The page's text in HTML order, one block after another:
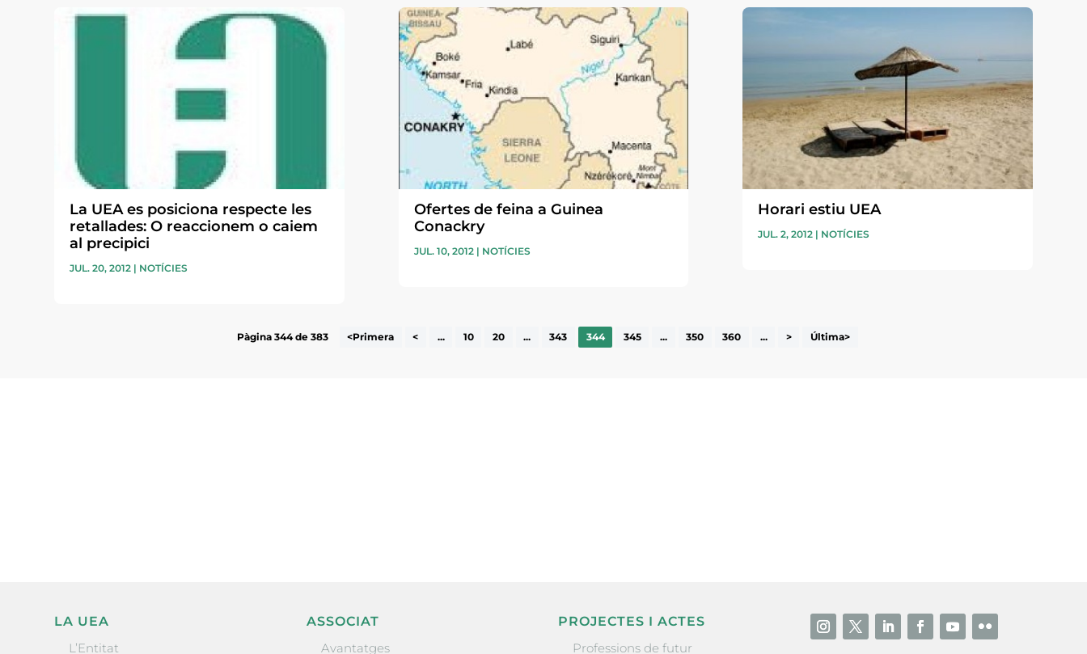
La UEA es posiciona respecte les
retallades: O reaccionem o caiem
al precipici
JUL. 20, 2012 | NOTÍCIES
Ofertes de feina a Guinea
Conackry
JUL. 10, 2012| NOTÍCIES
Horari estiu UEA
JUL. 2, 2012| NOTÍCIES
Pàgina 344 de 383 <Primera < ... 10 20 ... 343 344 345 ... 350 360 ... > Última>
LA UEA
L’Entitat
ASSOCIAT
Avantatges
PROJECTES I ACTES
Professions de futur